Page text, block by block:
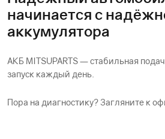
начинается с
аккумулятора
АКБ MITSUPARTS — стабильная
запуск каждый день.​
Пора на диагностику? Загляните к